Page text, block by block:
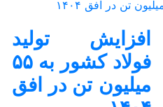
افزایش تولید
فولاد کشور به ۵۵
میلیون تن در افق